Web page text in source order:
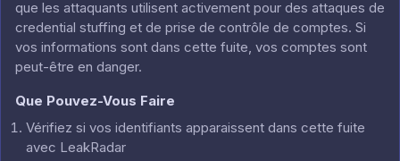
que les attaquants utilisent activement pour des attaques de
credential stuffing et de prise de contrôle de comptes. Si
vos informations sont dans cette fuite, vos comptes sont
peut-être en danger.
Que Pouvez-Vous Faire
Vérifiez si vos identifiants apparaissent dans cette fuite
avec LeakRadar